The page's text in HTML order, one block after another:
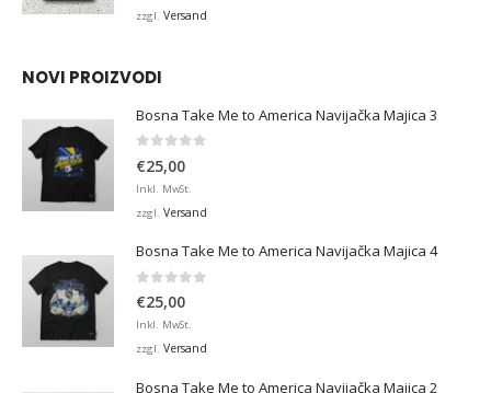
zzgl. Versand
NOVI PROIZVODI
Bosna Take Me to America Navijačka Majica 3
€25,00
Inkl. MwSt.
zzgl. Versand
Bosna Take Me to America Navijačka Majica 4
0 von 5
€25,00
Inkl. MwSt.
zzgl. Versand
Bosna Take Me to America Navijačka Majica 2